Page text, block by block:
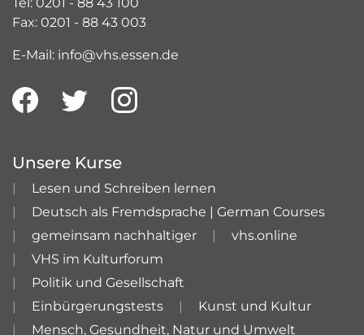
Fax: 0201 - 88 43 003
E-Mail: info@vhs.essen.de
Unsere Kurse
Lesen und Schreiben lernen
Deutsch als Fremdsprache | German Courses
gemeinsam nachhaltiger
vhs.online
VHS im Kulturforum
Politik und Gesellschaft
Einbürgerungstests
Kunst und Kultur
Mensch, Gesundheit, Natur und Umwelt